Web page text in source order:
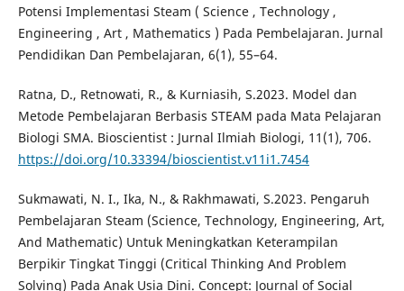
Potensi Implementasi Steam ( Science , Technology ,
Engineering , Art , Mathematics ) Pada Pembelajaran. Jurnal
Pendidikan Dan Pembelajaran, 6(1), 55–64.
Ratna, D., Retnowati, R., & Kurniasih, S.2023. Model dan
Metode Pembelajaran Berbasis STEAM pada Mata Pelajaran
Biologi SMA. Bioscientist : Jurnal Ilmiah Biologi, 11(1), 706.
https://doi.org/10.33394/bioscientist.v11i1.7454
Sukmawati, N. I., Ika, N., & Rakhmawati, S.2023. Pengaruh
Pembelajaran Steam (Science, Technology, Engineering, Art,
And Mathematic) Untuk Meningkatkan Keterampilan
Berpikir Tingkat Tinggi (Critical Thinking And Problem
Solving) Pada Anak Usia Dini. Concept: Journal of Social